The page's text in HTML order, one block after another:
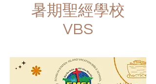
暑期聖經學校
VBS